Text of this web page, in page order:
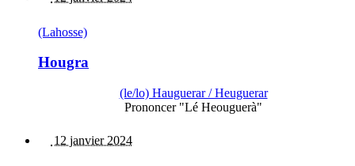
(Lahosse)
Hougra
(le/lo) Hauguerar / Heuguerar
Prononcer "Lé Heouguerà"
12 janvier 2024